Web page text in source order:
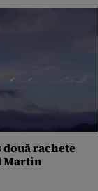
două rachete
Martin